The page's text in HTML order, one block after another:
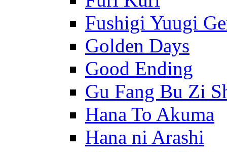
Fushigi Yuugi
Golden Days
Good Ending
Gu Fang Bu Zi
Hana To Akuma
Hana ni Arashi